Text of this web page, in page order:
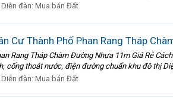
Diễn đàn: Mua bán Đất
Cư Thành Phố Phan Rang Tháp
Rang Tháp Chàm Đường Nhựa 11m Giá Rẻ
cống thoát nước, điện đường chuẩn khu đô thị
Diễn đàn: Mua bán Đất